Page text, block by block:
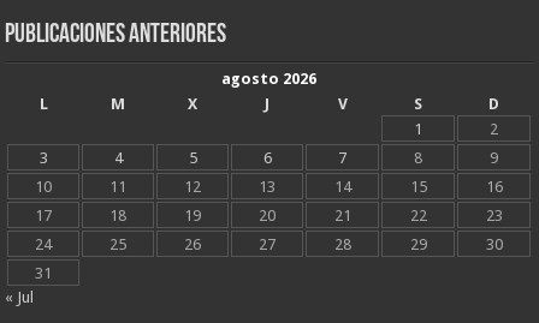
Publicaciones Anteriores
agosto 2026
L
M X J V S
D
1
2
3
4 5 6 7 8
9
10
11 12 13 14 15
16
17
18 19 20 21 22
23
24
25 26 27 28 29
30
31
« Jul